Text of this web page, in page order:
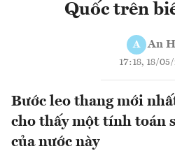
Quốc trên
A An
17:18, 18/
Bước leo thang mới
cho thấy một tính toán
của nước này